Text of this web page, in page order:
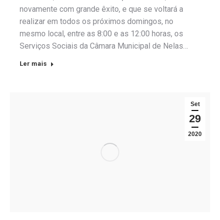
novamente com grande êxito, e que se voltará a
realizar em todos os próximos domingos, no
mesmo local, entre as 8:00 e as 12:00 horas, os
Serviços Sociais da Câmara Municipal de Nelas…
Ler mais
Set
29
2020